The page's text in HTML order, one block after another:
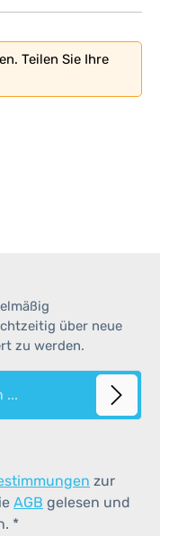
Teilen Sie Ihre
über neue
zu werden.
zur
AGB gelesen und
*